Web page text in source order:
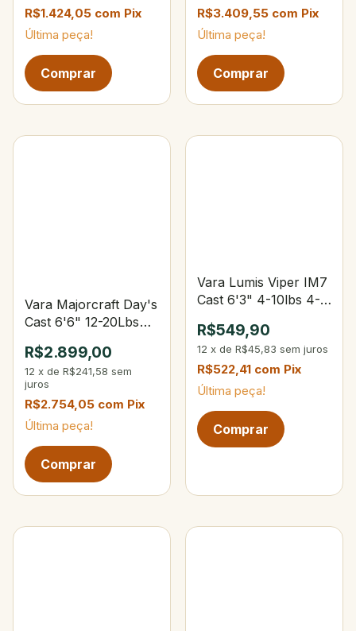
R$1.424,05 com Pix
Última peça!
R$3.409,55 com Pix
Última peça!
Vara Majorcraft Day's
Cast 6'6" 12-20Lbs
R$2.899,00
12 x de R$241,58 sem
juros
R$2.754,05 com Pix
Última peça!
Vara Lumis Viper IM7
Cast 6'3" 4-10lbs 4-
R$549,90
12 x de R$45,83 sem juros
R$522,41 com Pix
Última peça!